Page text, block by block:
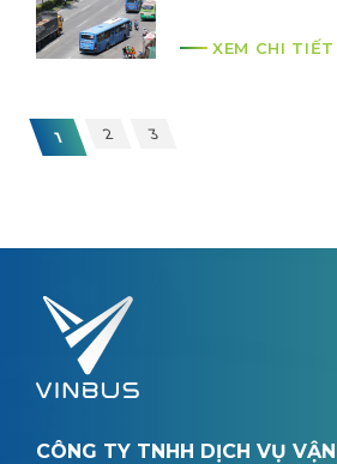
XEM CHI TIẾT
1 2 3
CÔNG TY TNHH DỊCH VỤ